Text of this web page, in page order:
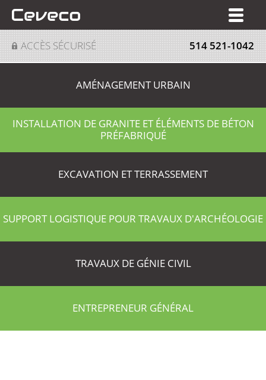
ACCÈS SÉCURISÉ 514 521-1042
AMÉNAGEMENT URBAIN
INSTALLATION DE GRANITE ET ÉLÉMENTS DE BÉTON
PRÉFABRIQUÉ
EXCAVATION ET TERRASSEMENT
SUPPORT LOGISTIQUE POUR TRAVAUX D'ARCHÉOLOGIE
TRAVAUX DE GÉNIE CIVIL
ENTREPRENEUR GÉNÉRAL